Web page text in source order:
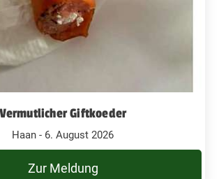
Vermutlicher Giftkoeder
Haan - 6. August 2026
Zur Meldung